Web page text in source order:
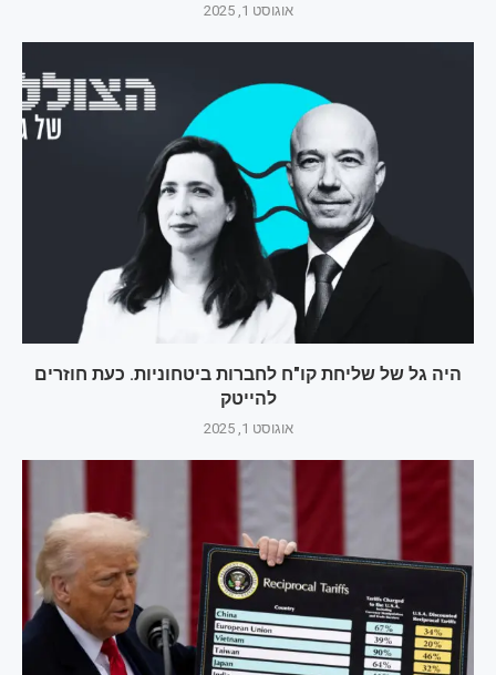
אוגוסט 1, 2025
היה גל של שליחת קו"ח לחברות ביטחוניות. כעת חוזרים
להייטק
אוגוסט 1, 2025